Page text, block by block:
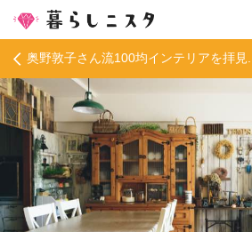
奥野敦子さん流100均インテリアを拝見...